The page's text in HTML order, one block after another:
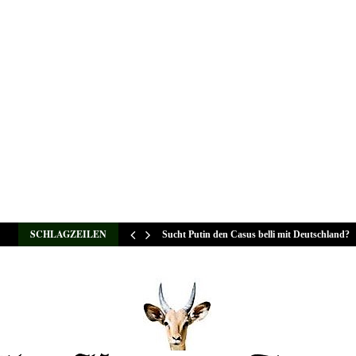
SCHLAGZEILEN Sucht Putin den Casus belli mit Deutschland?